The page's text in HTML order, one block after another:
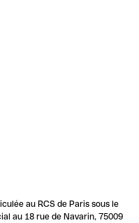
au RCS de Paris sous le
au 18 rue de Navarin, 75009